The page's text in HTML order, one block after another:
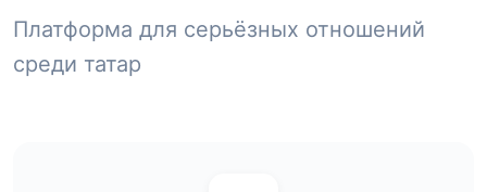
Платформа для серьёзных отношений
среди татар